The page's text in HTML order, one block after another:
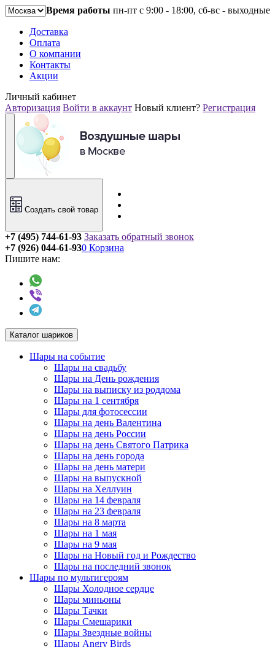
Время работы пн-пт с 9:00 - 18:00, сб-вс - выходные
Доставка
Оплата
О компании
Контакты
Акции
Личный кабинет
Авторизация Войти в аккаунт Новый клиент? Регистрация
Создать свой товар
+7 (495) 744-61-93 Заказать обратный звонок
+7 (926) 044-61-93
Пишите нам:
0 Корзина
Каталог шариков
Шары на событие
Шары на свадьбу
Шары на День рождения
Шары на выписку из роддома
Шары на 1 сентября
Шары для фотосессии
Шары на день Валентина
Шары на день России
Шары на день Святого Патрика
Шары на день города
Шары на день матери
Шары на выпускной
Шары на Хеллуин
Шары на 14 февраля
Шары на 23 февраля
Шары на 8 марта
Шары на 1 мая
Шары на 9 мая
Шары на Новый год и Рождество
Шары на последний звонок
Шары по мультигероям
Шары Холодное сердце
Шары миньоны
Шары Тачки
Шары Смешарики
Шары Звездные войны
Шары Angry Birds